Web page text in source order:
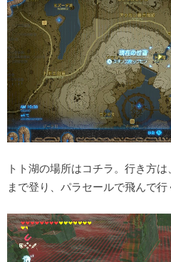
トト湖の場所はコチラ。行き方
まで登り、パラセールで飛んで行